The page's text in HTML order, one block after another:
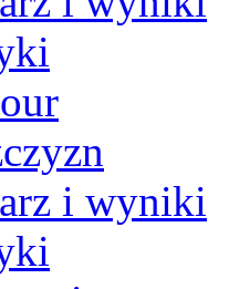
i wyniki